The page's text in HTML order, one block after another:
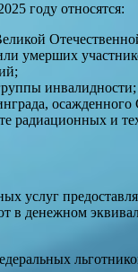
году относятся:
умерших
инвалидности;
осажденного
радиационных и
услуг
в денежном